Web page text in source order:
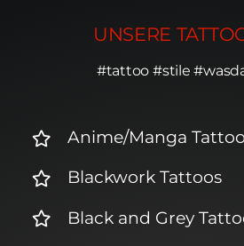
UNSERE
#tattoo #stile
Anime/Manga
Blackwork Tattoos
Black and Grey